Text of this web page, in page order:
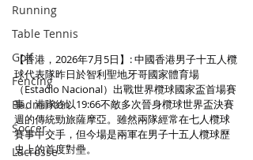
Running
Table Tennis
Golf
Fencing
Badminton
Soccer
Lacrosse
【香港，2026年7月5日】: 中國香港男子十五人欖
球代表隊昨日於智利聖地牙哥國家體育場
（Estadio Nacional）出戰世界欖球國家盃首場賽
事。港隊終以19:66不敵多次晉身欖球世界盃決賽
週的傳統勁旅薩摩亞。雖然兩隊經常在七人欖球
賽事中交手，但今場是兩軍在男子十五人欖球歷
史上的首度對壘。